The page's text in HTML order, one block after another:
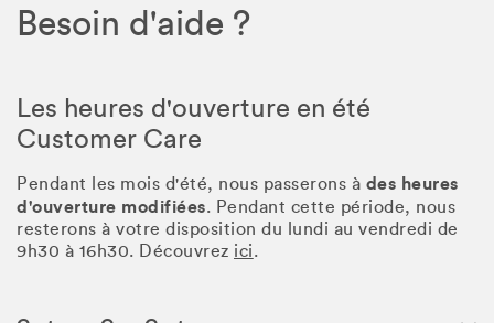
Besoin d'aide ?
Les heures d'ouverture en été
Customer Care
Pendant les mois d'été, nous passerons à des heures
d'ouverture modifiées. Pendant cette période, nous
resterons à votre disposition du lundi au vendredi de
9h30 à 16h30. Découvrez ici.